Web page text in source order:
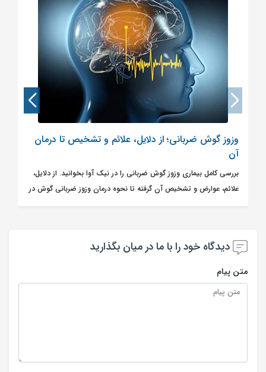
وزوز گوش ضربانی؛ از دلایل، علائم و تشخیص تا درمان
آن
بررسی کامل بیماری وزوز گوش ضربانی را در نیک آوا بخوانید. از دلایل،
علائم، عوارض و تشخیص آن گرفته تا نحوه درمان وزوز ضربانی گوش در
مطلب توضیح داده شده است.
دیدگاه خود را با ما در میان بگذارید
متن پیام